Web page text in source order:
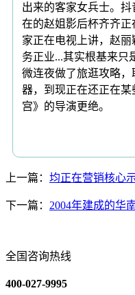
出来的客家女兵士。
在的赵姐影后杯齐齐
家正在电视上讲，赵
务正业...其实根基来只
微连夜做了旅逛攻略
器，到现正在还正在
宫》的导演更绝。
上一篇： 均正在营销核心
下一篇： 2004年建成的华
全国咨询热线
400-027-9995